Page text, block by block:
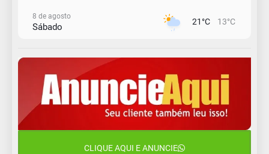
8 de agosto
Sábado 21°C 13°C
Domingo 16°C 13°C
10 de agosto
Segunda-Feira
Terça-Feira
CLIQUE AQUI E ANUNCIE